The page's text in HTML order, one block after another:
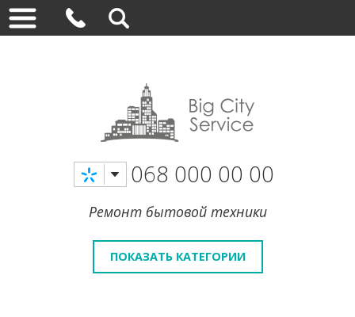
068 000 00 00
Ремонт бытовой техники
ПОКАЗАТЬ КАТЕГОРИИ